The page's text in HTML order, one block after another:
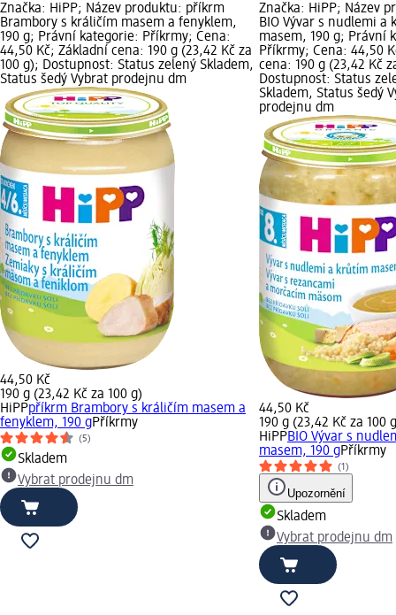
Značka: HiPP; Název produktu: příkrm
Brambory s králičím masem a fenyklem,
190 g; Právní kategorie: Příkrmy; Cena:
44,50 Kč; Základní cena: 190 g (23,42 Kč za
100 g); Dostupnost: Status zelený Skladem,
Status šedý Vybrat prodejnu dm
44,50 Kč
190 g (23,42 Kč za 100 g)
HiPPpříkrm Brambory s králičím masem a
fenyklem, 190 gPříkrmy
(5)
Skladem
Vybrat prodejnu dm
Značka: HiPP; Název
BIO Vývar s nudlemi a
masem, 190 g; Právní
Příkrmy; Cena: 44,50
cena: 190 g (23,42 Kč
Dostupnost: Status
Skladem, Status šedý
prodejnu dm
44,50 Kč
190 g (23,42 Kč za 100
HiPPBIO Vývar s
masem, 190 gPříkrmy
(1)
Upozornění
Skladem
Vybrat prodejnu dm